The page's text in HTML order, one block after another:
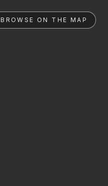
BROWSE ON THE MAP